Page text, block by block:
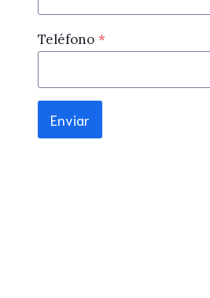
Teléfono *
Enviar